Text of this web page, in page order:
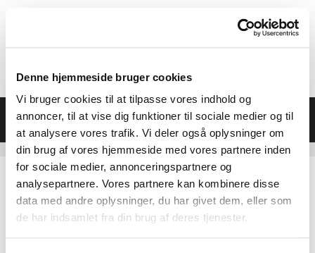
Denne hjemmeside bruger cookies
Vi bruger cookies til at tilpasse vores indhold og
annoncer, til at vise dig funktioner til sociale medier og til
at analysere vores trafik. Vi deler også oplysninger om
din brug af vores hjemmeside med vores partnere inden
for sociale medier, annonceringspartnere og
analysepartnere. Vores partnere kan kombinere disse
data med andre oplysninger, du har givet dem, eller som
de har indsamlet fra din brug af deres tjenester.
indhold
Menu